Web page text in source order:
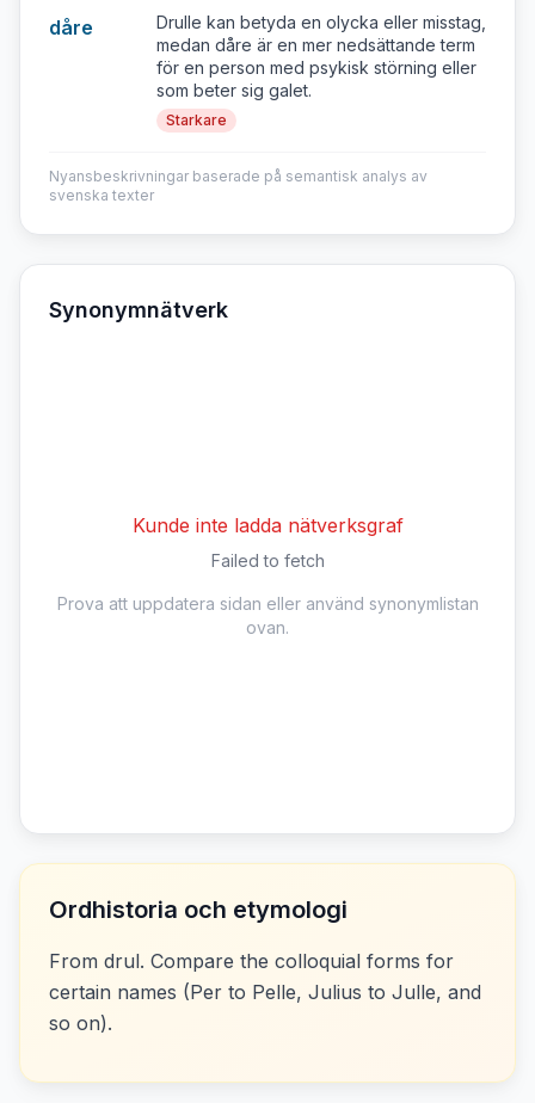
dåre
Drulle kan betyda en olycka eller misstag,
medan dåre är en mer nedsättande term
för en person med psykisk störning eller
som beter sig galet.
Starkare
Nyansbeskrivningar baserade på semantisk analys av
svenska texter
Synonymnätverk
Kunde inte ladda nätverksgraf
Failed to fetch
Prova att uppdatera sidan eller använd synonymlistan
ovan.
Ordhistoria och etymologi
From drul. Compare the colloquial forms for
certain names (Per to Pelle, Julius to Julle, and
so on).